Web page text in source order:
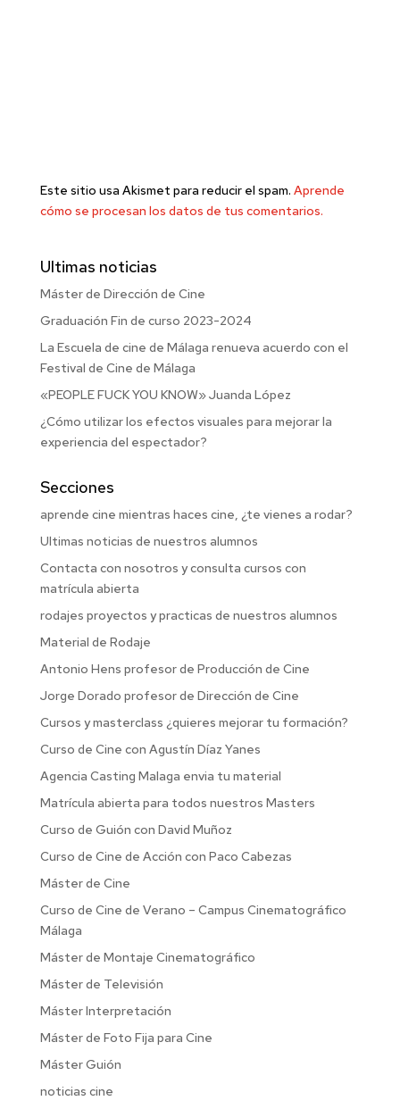
Este sitio usa Akismet para reducir el spam. Aprende
cómo se procesan los datos de tus comentarios.
Ultimas noticias
Máster de Dirección de Cine
Graduación Fin de curso 2023-2024
La Escuela de cine de Málaga renueva acuerdo con el
Festival de Cine de Málaga
«PEOPLE FUCK YOU KNOW» Juanda López
¿Cómo utilizar los efectos visuales para mejorar la
experiencia del espectador?
Secciones
aprende cine mientras haces cine, ¿te vienes a rodar?
Ultimas noticias de nuestros alumnos
Contacta con nosotros y consulta cursos con
matrícula abierta
rodajes proyectos y practicas de nuestros alumnos
Material de Rodaje
Antonio Hens profesor de Producción de Cine
Jorge Dorado profesor de Dirección de Cine
Cursos y masterclass ¿quieres mejorar tu formación?
Curso de Cine con Agustín Díaz Yanes
Agencia Casting Malaga envia tu material
Matrícula abierta para todos nuestros Masters
Curso de Guión con David Muñoz
Curso de Cine de Acción con Paco Cabezas
Máster de Cine
Curso de Cine de Verano – Campus Cinematográfico
Málaga
Máster de Montaje Cinematográfico
Máster de Televisión
Máster Interpretación
Máster de Foto Fija para Cine
Máster Guión
noticias cine